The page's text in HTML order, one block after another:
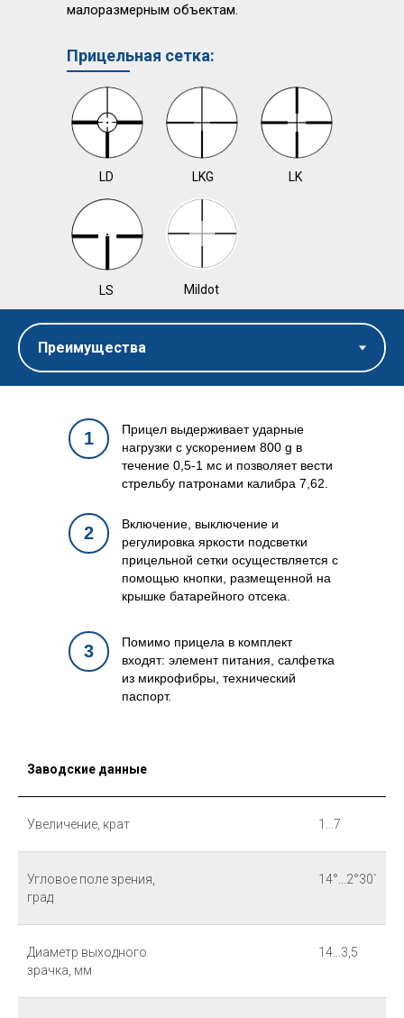
Прицельная сетка:
LD LKG
LS
LK
малоразмерным объектам.
Mildot
Прицел выдерживает ударные
нагрузки c ускорением 800 g в
течение 0,5-1 мс и позволяет вести
стрельбу патронами калибра 7,62.
Включение, выключение и
регулировка яркости подсветки
прицельной сетки осуществляется с
помощью кнопки, размещенной на
крышке батарейного отсека.
Помимо прицела в комплект
входят: элемент питания, салфетка
из микрофибры, технический
паспорт.
1
2
3
Заводские данные
Увеличение, крат 1...7
Угловое поле зрения,
град
14°...2°30`
Диаметр выходного
зрачка, мм
14...3,5